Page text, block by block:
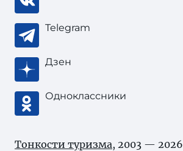
Telegram
Дзен
Одноклассники
Тонкости туризма, 2003 — 2026